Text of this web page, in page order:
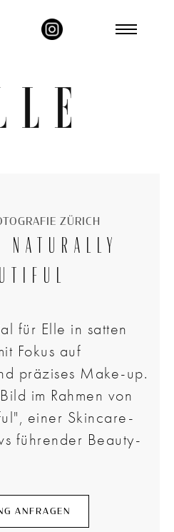
ZÜRICH
für Elle in satten
Fokus auf
präzises Make-up.
im Rahmen von
einer Skincare-
führender Beauty-
ANFRAGEN